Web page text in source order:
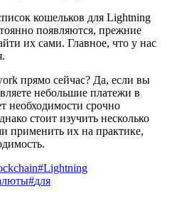
кошельков для Lightning
появляются, прежние
их сами. Главное, что у нас
прямо сейчас? Да, если вы
небольшие платежи в
необходимости срочно
стоит изучить несколько
применить их на практике,
#Lightning
#для